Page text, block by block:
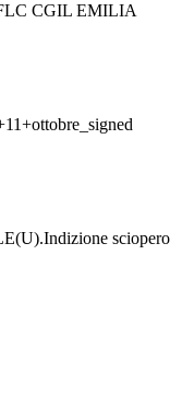
CGIL EMILIA
sciopero